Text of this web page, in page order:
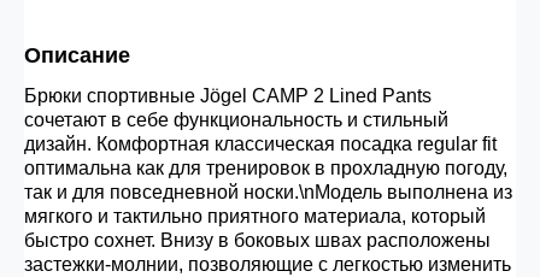
Опт 1(38%) -сумма всех заказов за 6 месяцев -
400.000 рублей.
Описание
Брюки спортивные Jögel CAMP 2 Lined Pants
сочетают в себе функциональность и стильный
дизайн. Комфортная классическая посадка regular fit
оптимальна как для тренировок в прохладную погоду,
так и для повседневной носки.\nМодель выполнена из
мягкого и тактильно приятного материала, который
быстро сохнет. Внизу в боковых швах расположены
застежки-молнии, позволяющие с легкостью изменить